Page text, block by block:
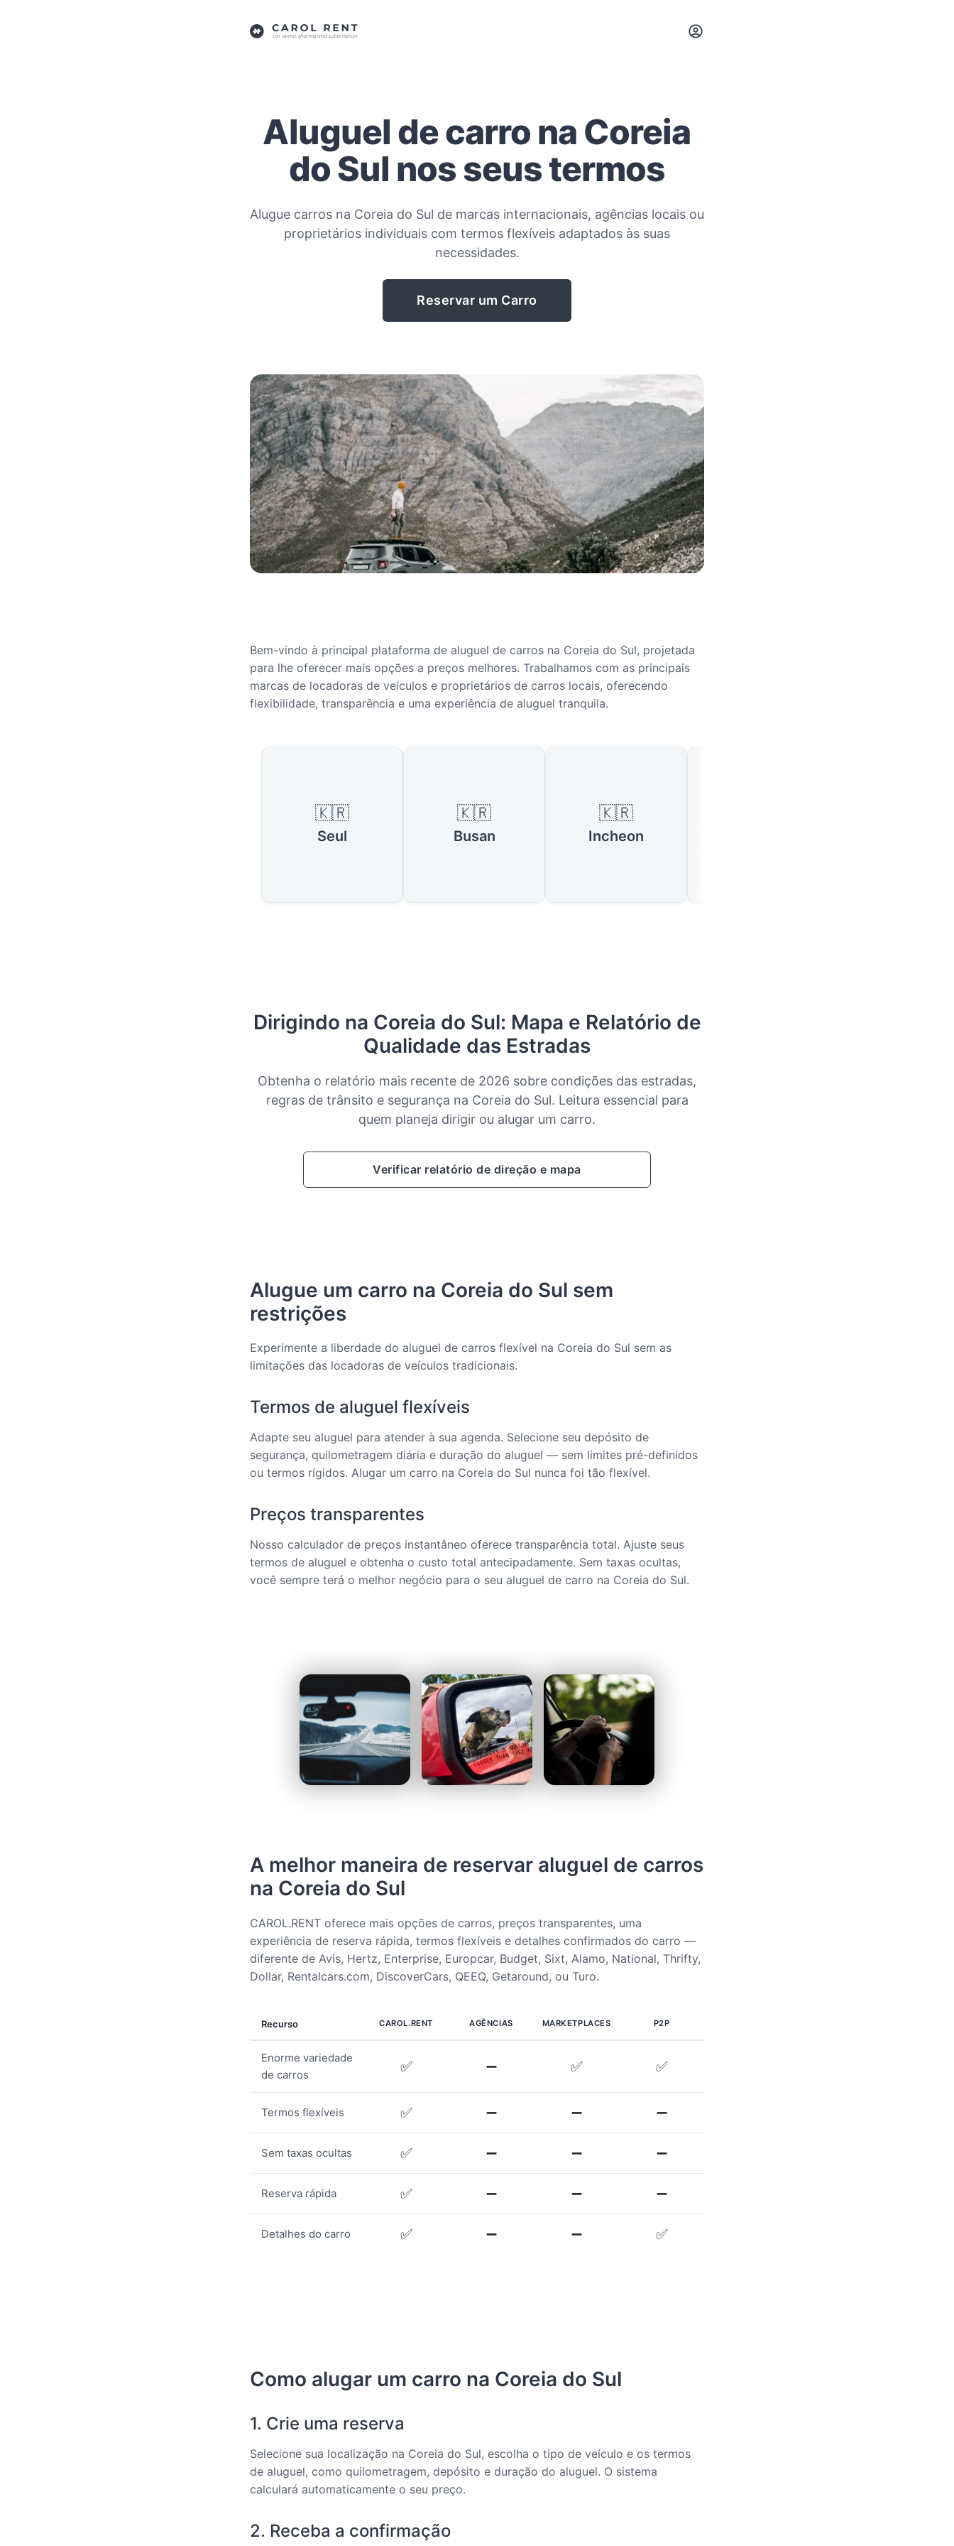
Aluguel de carro na Coreia
do Sul nos seus termos
Alugue carros na Coreia do Sul de marcas internacionais, agências locais ou
proprietários individuais com termos flexíveis adaptados às suas
necessidades.
Reservar um Carro
Bem-vindo à principal plataforma de aluguel de carros na Coreia do Sul, projetada
para lhe oferecer mais opções a preços melhores. Trabalhamos com as principais
marcas de locadoras de veículos e proprietários de carros locais, oferecendo
flexibilidade, transparência e uma experiência de aluguel tranquila.
Cidades Populares na Coreia do Sul
🇰🇷
Seul
🇰🇷
Busan
🇰🇷
Incheon
Dirigindo na Coreia do Sul: Mapa e Relatório de
Qualidade das Estradas
Obtenha o relatório mais recente de 2026 sobre condições das estradas,
regras de trânsito e segurança na Coreia do Sul. Leitura essencial para
quem planeja dirigir ou alugar um carro.
Verificar relatório de direção e mapa
Alugue um carro na Coreia do Sul sem
restrições
Experimente a liberdade do aluguel de carros flexível na Coreia do Sul sem as
limitações das locadoras de veículos tradicionais.
Termos de aluguel flexíveis
Adapte seu aluguel para atender à sua agenda. Selecione seu depósito de
segurança, quilometragem diária e duração do aluguel — sem limites pré-definidos
ou termos rígidos. Alugar um carro na Coreia do Sul nunca foi tão flexível.
Preços transparentes
Nosso calculador de preços instantâneo oferece transparência total. Ajuste seus
termos de aluguel e obtenha o custo total antecipadamente. Sem taxas ocultas,
você sempre terá o melhor negócio para o seu aluguel de carro na Coreia do Sul.
A melhor maneira de reservar aluguel de carros
na Coreia do Sul
CAROL.RENT oferece mais opções de carros, preços transparentes, uma
experiência de reserva rápida, termos flexíveis e detalhes confirmados do carro —
diferente de Avis, Hertz, Enterprise, Europcar, Budget, Sixt, Alamo, National, Thrifty,
Dollar, Rentalcars.com, DiscoverCars, QEEQ, Getaround, ou Turo.
Recurso CAROL.RENT AGÊNCIAS MARKETPLACES P2P
Enorme variedade
de carros
✅ ➖ ✅ ✅
Termos flexíveis ✅ ➖ ➖ ➖
Sem taxas ocultas ✅ ➖ ➖ ➖
Reserva rápida ✅ ➖ ➖ ➖
Detalhes do carro ✅ ➖ ➖ ✅
Como alugar um carro na Coreia do Sul
1. Crie uma reserva
Selecione sua localização na Coreia do Sul, escolha o tipo de veículo e os termos
de aluguel, como quilometragem, depósito e duração do aluguel. O sistema
calculará automaticamente o seu preço.
2. Receba a confirmação